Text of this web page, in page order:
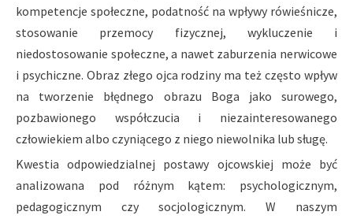
kompetencje społeczne, podatność na wpływy rówieśnicze,
stosowanie przemocy fizycznej, wykluczenie i
niedostosowanie społeczne, a nawet zaburzenia nerwicowe
i psychiczne. Obraz złego ojca rodziny ma też często wpływ
na tworzenie błędnego obrazu Boga jako surowego,
pozbawionego współczucia i niezainteresowanego
człowiekiem albo czyniącego z niego niewolnika lub sługę.
Kwestia odpowiedzialnej postawy ojcowskiej może być
analizowana pod różnym kątem: psychologicznym,
pedagogicznym czy socjologicznym. W naszym